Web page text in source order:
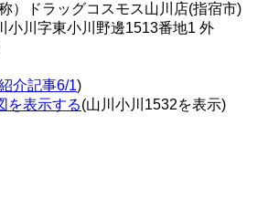
）ドラッグコスモス山川店(指宿市)
小川字東小川野邊1513番地1 外
介記事6/1)
を表示する(山川小川1532を表示)